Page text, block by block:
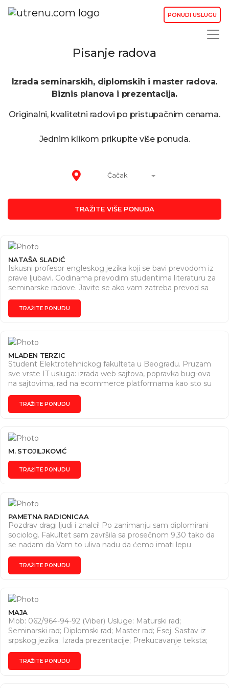
PONUDI USLUGU
Pisanje radova
Izrada seminarskih, diplomskih i master radova.
Biznis planova i prezentacija.
Originalni, kvalitetni radovi po pristupačnim cenama.
Jednim klikom prikupite više ponuda.
Čačak
TRAŽITE VIŠE PONUDA
NATAŠA SLADIĆ
Iskusni profesor engleskog jezika koji se bavi prevodom iz
prave ljubavi. Godinama prevodim studentima literaturu za
seminarske radove. Javite se ako vam zatreba prevod sa
engleskog na srpski ili sa srpskog na engleski.
TRAŽITE PONUDU
MLADEN TERZIC
Student Elektrotehnickog fakulteta u Beogradu. Pruzam
sve vrste IT usluga: izrada web sajtova, popravka bug-ova
na sajtovima, rad na ecommerce platformama kao sto su
WordPress, Shopify. Takodje pruzam usluge servisiranja
racunara, popravka elektricnih uredjaja, itd.
TRAŽITE PONUDU
M. STOJILJKOVIĆ
TRAŽITE PONUDU
PAMETNA RADIONICAA
Pozdrav dragi ljudi i znalci! Po zanimanju sam diplomirani
sociolog. Fakultet sam završila sa prosečnom 9,30 tako da
se nadam da Vam to uliva nadu da ćemo imati lepu
saradnju. Imam višegodišnje iskustvo u pisanju radova iz
različitih oblasti društvenih nauka. Takođe, imam iskustva u
pisanju projekata i anektnih istraživanja ukoliko su Vam
u pisanju, biće mi drago da ostvarimo saradnju.
TRAŽITE PONUDU
MAJA
Mob: 062/964-94-92 (Viber) Usluge: Maturski rad;
Seminarski rad; Diplomski rad; Master rad; Esej; Sastav iz
srpskog jezika; Izrada prezentacije; Prekucavanje teksta;
Tehnička obrada teksta; Konvertovanje teksta (Ćirilica-
Latinica, Word-Pdf, Jpg-Pdf); Pisanje Cv za posao; Prevod
stranih jezika (engleski, nemački, francuski, ruski, mađarski,
TRAŽITE PONUDU